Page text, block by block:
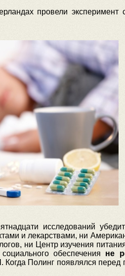
провели
исследований
и лекарствами, ни
ни Центр изучения
обеспечения не
. Когда Полинг появлялся